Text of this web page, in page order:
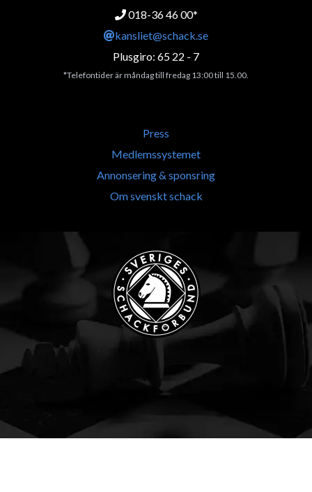
018-36 46 00*
kansliet@schack.se
Plusgiro: 65 22 - 7
*Telefontider är måndag till fredag 13:00 till 15.00.
Press
Medlemssystemet
Annonsering & sponsring
Om svenskt schack